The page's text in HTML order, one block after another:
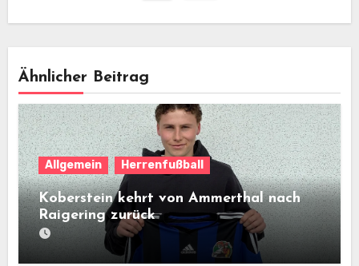
Ähnlicher Beitrag
Allgemein Herrenfußball
Koberstein kehrt von Ammerthal nach
Raigering zurück